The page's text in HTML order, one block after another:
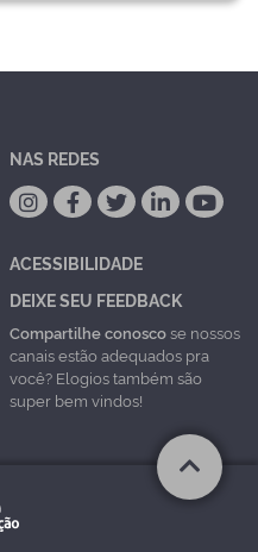
NAS REDES
ACESSIBILIDADE
DEIXE SEU FEEDBACK
Compartilhe conoscose nossos
canais estão adequados pra
você? Elogios também são
super bem vindos!